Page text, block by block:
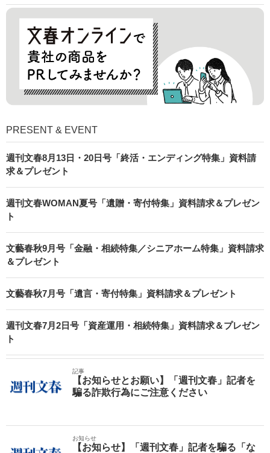
PRESENT & EVENT
週刊文春8月13日・20日号「終活・エンディング特集」資料請
求＆プレゼント
週刊文春WOMAN夏号「遺贈・寄付特集」資料請求＆プレゼン
ト
文藝春秋9月号「金融・相続特集／シニアホーム特集」資料請求
＆プレゼント
文藝春秋7月号「遺言・寄付特集」資料請求＆プレゼント
週刊文春7月2日号「資産運用・相続特集」資料請求＆プレゼン
ト
記事
【お知らせとお願い】「週刊文春」記者を
騙る詐欺行為にご注意ください
お知らせ
【お知らせ】「週刊文春」記者を騙る「な